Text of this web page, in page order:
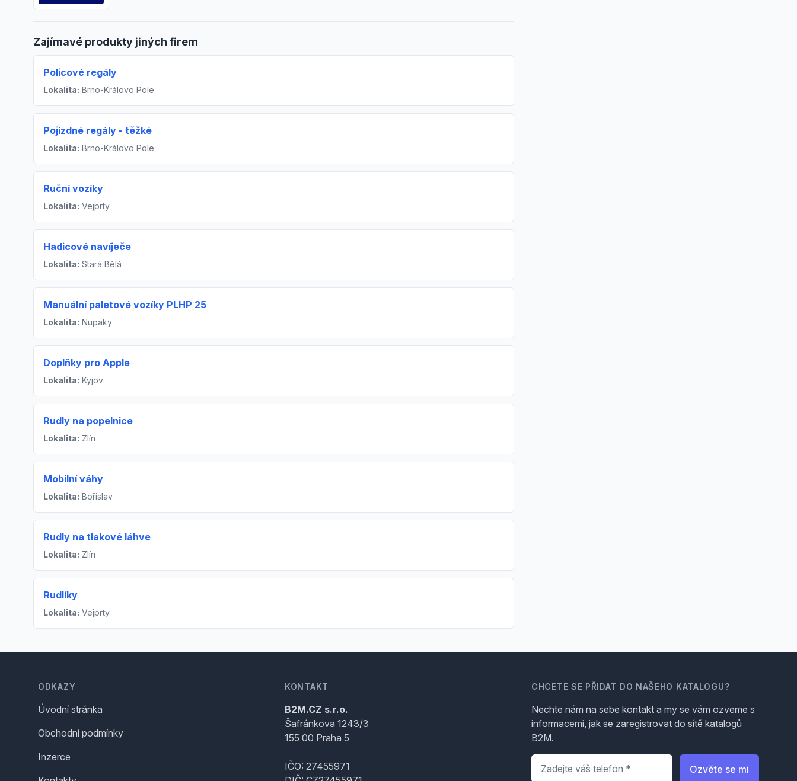
Zajímavé produkty jiných firem
Policové regály
Lokalita: Brno-Královo Pole
Pojízdné regály - těžké
Lokalita: Brno-Královo Pole
Ruční vozíky
Lokalita: Vejprty
Hadicové navíječe
Lokalita: Stará Bělá
Manuální paletové vozíky PLHP 25
Lokalita: Nupaky
Doplňky pro Apple
Lokalita: Kyjov
Rudly na popelnice
Lokalita: Zlín
Mobilní váhy
Lokalita: Bořislav
Rudly na tlakové láhve
Lokalita: Zlín
Rudlíky
Lokalita: Vejprty
ODKAZY
Úvodní stránka
Obchodní podmínky
Inzerce
KONTAKT
B2M.CZ s.r.o.
Šafránkova 1243/3
155 00 Praha 5
IČO: 27455971
CHCETE SE PŘIDAT DO NAŠEHO KATALOGU?
Nechte nám na sebe kontakt a my se vám ozveme s
informacemi, jak se zaregistrovat do sítě katalogů
B2M.
Telefon
Ozvěte se mi